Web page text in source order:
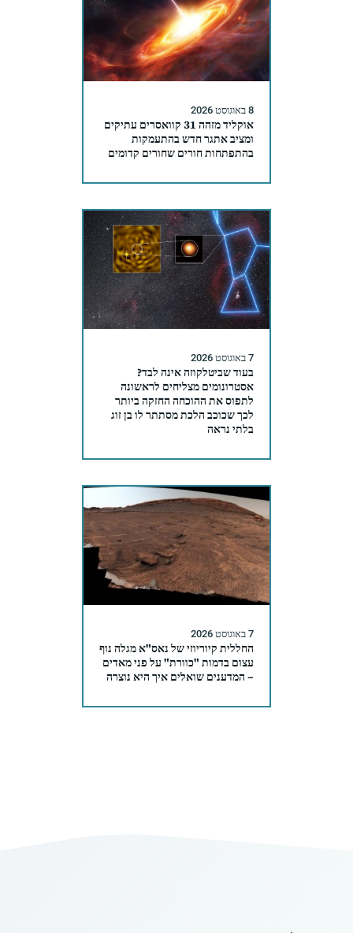
8 באוגוסט 2026
אוקליד מזהה 31 קוואסרים עתיקים
ומציב אתגר חדש בהתעמקות
בהתפתחות חורים שחורים קדומים
7 באוגוסט 2026
בעוד שביטלקוזה אינה לבד?
אסטרונומים מצליחים לראשונה
לתפוס את ההוכחה החזקה ביותר
לכך שכוכב הלכת מסתתר לו בן זוג
בלתי נראה
7 באוגוסט 2026
החללית קיוריוזי של נאס"א מגלה נוף
עצום בדמות "כוורת" על פני מאדים
– המדענים שואלים איך היא נוצרה